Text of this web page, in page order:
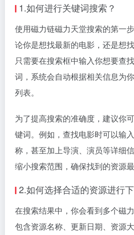
1.如何进行关键词搜索？
使用磁力链磁力天堂搜索的第一
论你是想找最新的电影，还是想
只需要在搜索框中输入你想要查
词，系统会自动根据相关信息为
列表。
为了提高搜索的准确度，建议你
键词。例如，查找电影时可以输
称，甚至加上导演、演员等详细
缩小搜索范围，确保找到的资源最
2.如何选择合适的资源进行
在搜索结果中，你会看到多个磁
包含资源名称、更新日期、资源